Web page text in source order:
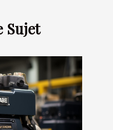
Sujet